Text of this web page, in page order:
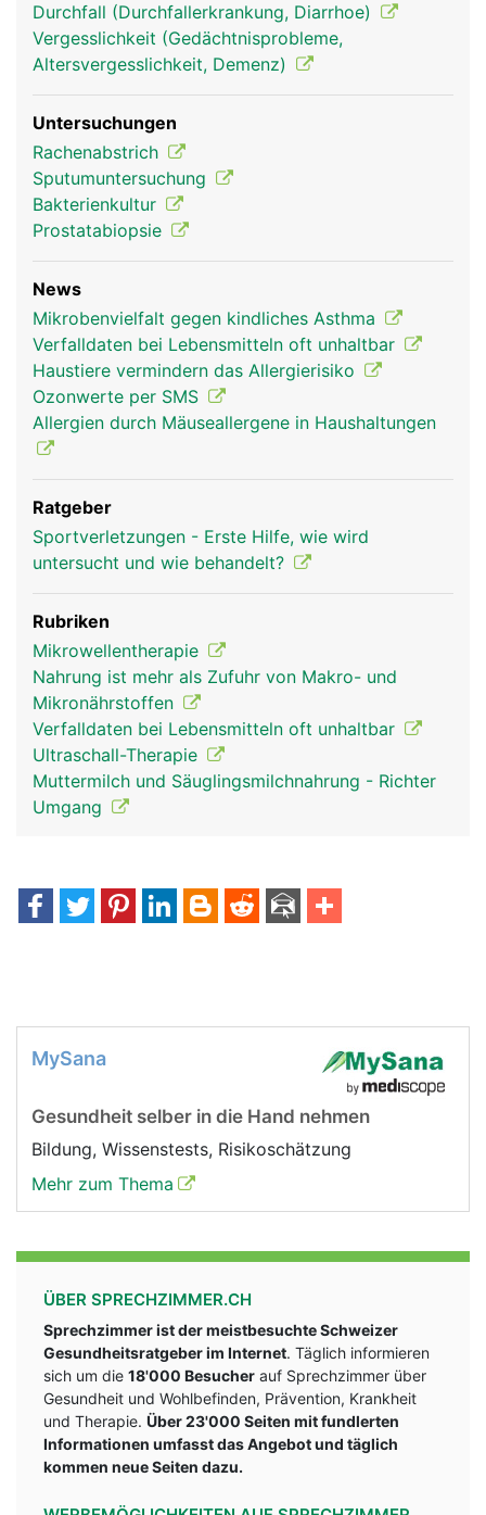
Durchfall (Durchfallerkrankung, Diarrhoe)
Vergesslichkeit (Gedächtnisprobleme,
Altersvergesslichkeit, Demenz)
Untersuchungen
Rachenabstrich
Sputumuntersuchung
Bakterienkultur
Prostatabiopsie
News
Mikrobenvielfalt gegen kindliches Asthma
Verfalldaten bei Lebensmitteln oft unhaltbar
Haustiere vermindern das Allergierisiko
Ozonwerte per SMS
Allergien durch Mäuseallergene in Haushaltungen
Ratgeber
Sportverletzungen - Erste Hilfe, wie wird
untersucht und wie behandelt?
Rubriken
Mikrowellentherapie
Nahrung ist mehr als Zufuhr von Makro- und
Mikronährstoffen
Verfalldaten bei Lebensmitteln oft unhaltbar
Ultraschall-Therapie
Muttermilch und Säuglingsmilchnahrung - Richter
Umgang
MySana
Gesundheit selber in die Hand nehmen
Bildung, Wissenstests, Risikoschätzung
Mehr zum Thema
ÜBER SPRECHZIMMER.CH
Sprechzimmer ist der meistbesuchte Schweizer
Gesundheitsratgeber im Internet. Täglich informieren
sich um die 18'000 Besucher auf Sprechzimmer über
Gesundheit und Wohlbefinden, Prävention, Krankheit
und Therapie. Über 23'000 Seiten mit fundlerten
Informationen umfasst das Angebot und täglich
kommen neue Seiten dazu.